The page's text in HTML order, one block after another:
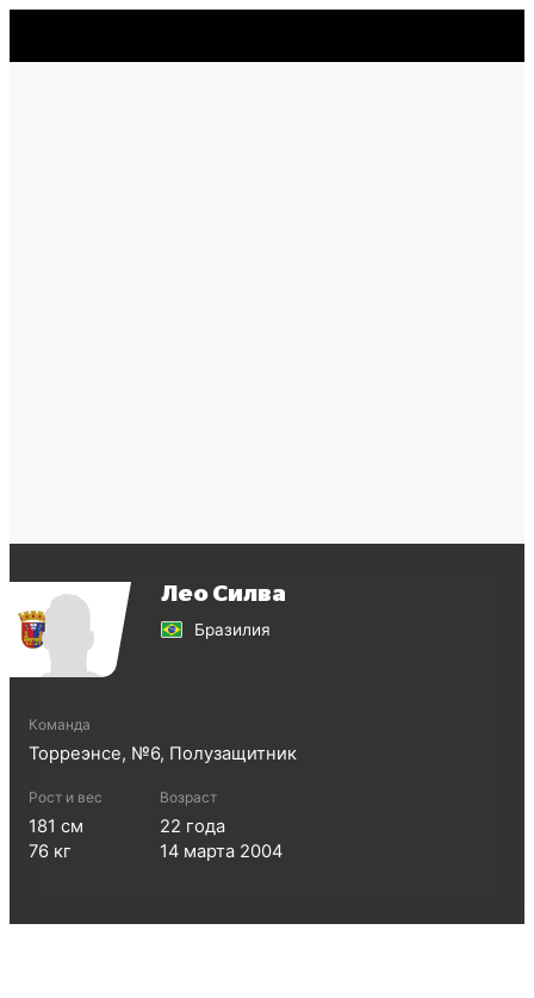
Лео Силва
Бразилия
Команда
Торреэнсе, №6, Полузащитник
Рост и вес
181 см
76 кг
Возраст
22 года
14 марта 2004